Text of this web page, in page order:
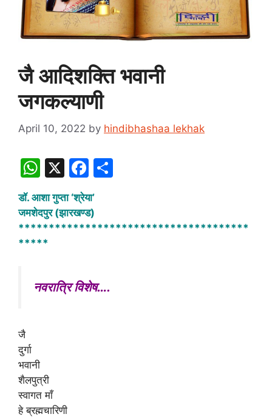
जै आदिशक्ति भवानी
जगकल्याणी
April 10, 2022 by hindibhashaa lekhak
W
at
s
A
p
X
F
a
c
e
o
e
डॉ. आशा गुप्ता ‘श्रेया’
जमशेदपुर (झारखण्ड)
**************************************
*****
नवरात्रि विशेष….
जै
दुर्गा
भवानी
शैलपुत्री
स्वागत माँ
हे ब्रह्मचारिणी